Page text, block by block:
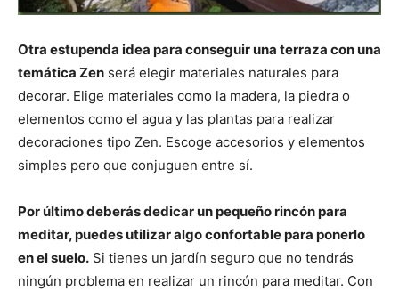
Otra estupenda idea para conseguir una terraza con una
temática Zen será elegir materiales naturales para
decorar. Elige materiales como la madera, la piedra o
elementos como el agua y las plantas para realizar
decoraciones tipo Zen. Escoge accesorios y elementos
simples pero que conjuguen entre sí.
Por último deberás dedicar un pequeño rincón para
meditar, puedes utilizar algo confortable para ponerlo
en el suelo. Si tienes un jardín seguro que no tendrás
ningún problema en realizar un rincón para meditar. Con